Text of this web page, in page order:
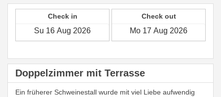
Check in Check out
Doppelzimmer mit Terrasse
Ein früherer Schweinestall wurde mit viel Liebe aufwendig